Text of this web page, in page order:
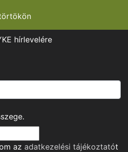
hírlevelére
az adatkezelési tájékoztatót